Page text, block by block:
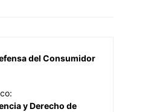
del Consumidor
y Derecho de